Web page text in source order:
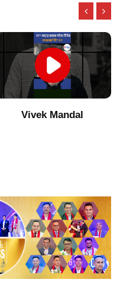
Indigenous products did